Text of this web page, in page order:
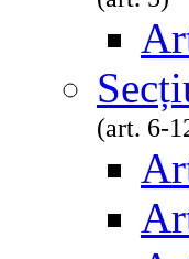
(art. 6-